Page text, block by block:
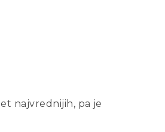
najvrednijih, pa je